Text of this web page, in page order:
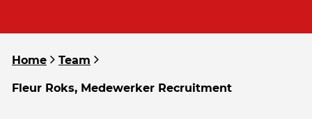
Home Team
Fleur Roks, Medewerker Recruitment